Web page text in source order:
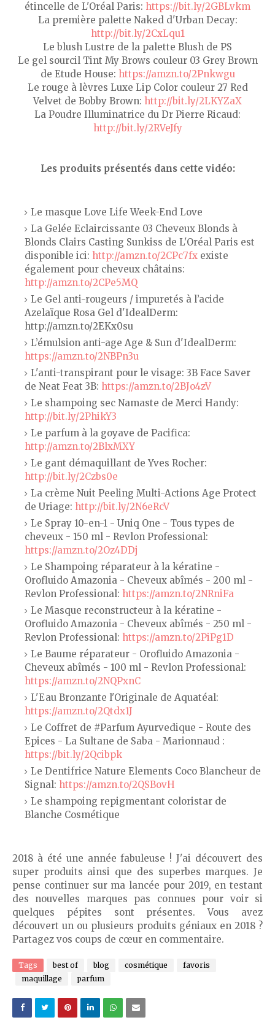
étincelle de L'Oréal Paris: https://bit.ly/2GBLvkm
La première palette Naked d'Urban Decay:
http://bit.ly/2CxLqu1
Le blush Lustre de la palette Blush de PS
Le gel sourcil Tint My Brows couleur 03 Grey Brown
de Etude House: https://amzn.to/2Pnkwgu
Le rouge à lèvres Luxe Lip Color couleur 27 Red
Velvet de Bobby Brown: http://bit.ly/2LKYZaX
La Poudre Illuminatrice du Dr Pierre Ricaud:
http://bit.ly/2RVeJfy
Les produits présentés dans cette vidéo:
Le masque Love Life Week-End Love
La Gelée Eclaircissante 03 Cheveux Blonds à
Blonds Clairs Casting Sunkiss de L'Oréal Paris est
disponible ici: http://amzn.to/2CPc7fx existe
également pour cheveux châtains:
http://amzn.to/2CPe5MQ
Le Gel anti-rougeurs / impuretés à l’acide
Azelaïque Rosa Gel d'IdealDerm:
http://amzn.to/2EKx0su
L’émulsion anti-age Age & Sun d'IdealDerm:
https://amzn.to/2NBPn3u
L'anti-transpirant pour le visage: 3B Face Saver
de Neat Feat 3B: https://amzn.to/2BJo4zV
Le shampoing sec Namaste de Merci Handy:
http://bit.ly/2PhikY3
Le parfum à la goyave de Pacifica:
http://amzn.to/2BlxMXY
Le gant démaquillant de Yves Rocher:
http://bit.ly/2Czbs0e
La crème Nuit Peeling Multi-Actions Age Protect
de Uriage: http://bit.ly/2N6eRcV
Le Spray 10-en-1 - Uniq One - Tous types de
cheveux - 150 ml - Revlon Professional:
https://amzn.to/2Oz4DDj
Le Shampoing réparateur à la kératine -
Orofluido Amazonia - Cheveux abîmés - 200 ml -
Revlon Professional: https://amzn.to/2NRniFa
Le Masque reconstructeur à la kératine -
Orofluido Amazonia - Cheveux abîmés - 250 ml -
Revlon Professional: https://amzn.to/2PiPg1D
Le Baume réparateur - Orofluido Amazonia -
Cheveux abîmés - 100 ml - Revlon Professional:
https://amzn.to/2NQPxnC
L'Eau Bronzante l'Originale de Aquatéal:
https://amzn.to/2Qtdx1J
Le Coffret de #Parfum Ayurvedique - Route des
Epices - La Sultane de Saba - Marionnaud :
https://bit.ly/2Qcibpk
Le Dentifrice Nature Elements Coco Blancheur de
Signal: https://amzn.to/2QSBovH
Le shampoing repigmentant coloristar de
Blanche Cosmétique
2018 à été une année fabuleuse ! J'ai découvert des
super produits ainsi que des superbes marques. Je
pense continuer sur ma lancée pour 2019, en testant
des nouvelles marques pas connues pour voir si
quelques pépites sont présentes. Vous avez
découvert un ou plusieurs produits géniaux en 2018 ?
Partagez vos coups de cœur en commentaire.
Tags best of blog cosmétique
favoris
maquillage
parfum